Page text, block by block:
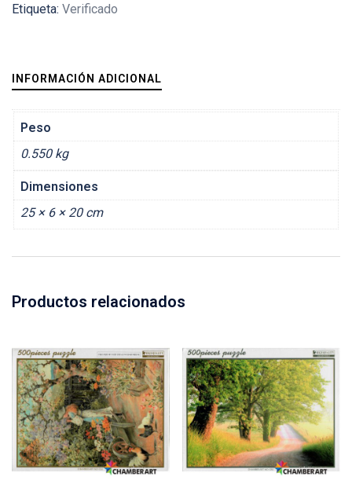
Etiqueta: Verificado
INFORMACIÓN ADICIONAL
Peso
0.550 kg
Dimensiones
25 × 6 × 20 cm
Productos relacionados